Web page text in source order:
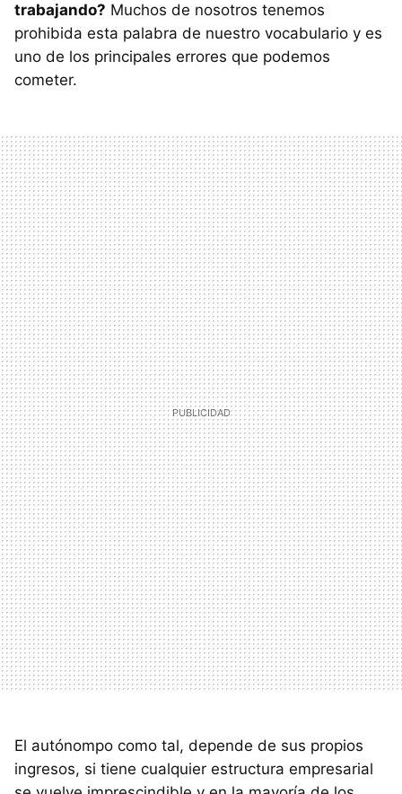
trabajando? Muchos de nosotros tenemos
prohibida esta palabra de nuestro vocabulario y es
uno de los principales errores que podemos
cometer.
El autónompo como tal, depende de sus propios
ingresos, si tiene cualquier estructura empresarial